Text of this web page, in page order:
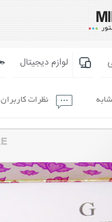
لوازم دیجیتال
نظرات کاربران